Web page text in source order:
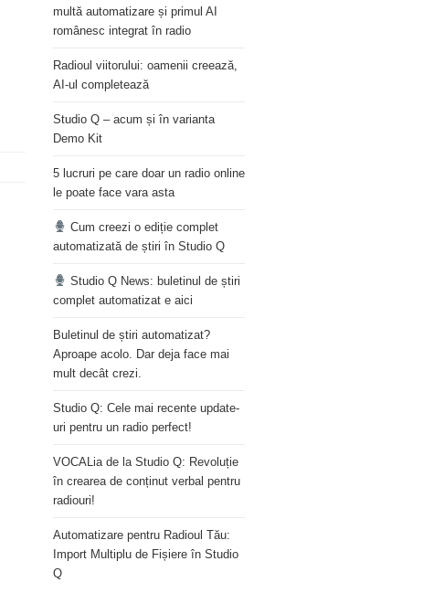
multă automatizare și primul AI
românesc integrat în radio
Radioul viitorului: oamenii creează,
AI-ul completează
Studio Q – acum și în varianta
Demo Kit
5 lucruri pe care doar un radio online
le poate face vara asta
Cum creezi o ediție complet
automatizată de știri în Studio Q
Studio Q News: buletinul de știri
complet automatizat e aici
Buletinul de știri automatizat?
Aproape acolo. Dar deja face mai
mult decât crezi.
Studio Q: Cele mai recente update-
uri pentru un radio perfect!
VOCALia de la Studio Q: Revoluție
în crearea de conținut verbal pentru
radiouri!
Automatizare pentru Radioul Tău:
Import Multiplu de Fișiere în Studio
Q